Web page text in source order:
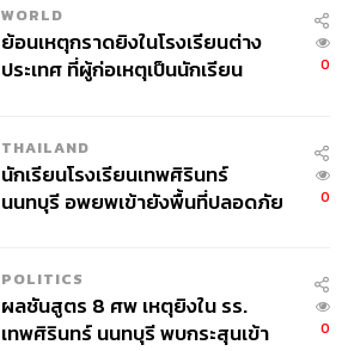
WORLD
ย้อนเหตุกราดยิงในโรงเรียนต่าง
ประเทศ ที่ผู้ก่อเหตุเป็นนักเรียน
0
THAILAND
นักเรียนโรงเรียนเทพศิรินทร์
นนทบุรี อพยพเข้ายังพื้นที่ปลอดภัย
0
POLITICS
ผลชันสูตร 8 ศพ เหตุยิงใน รร.
เทพศิรินทร์ นนทบุรี พบกระสุนเข้า
0